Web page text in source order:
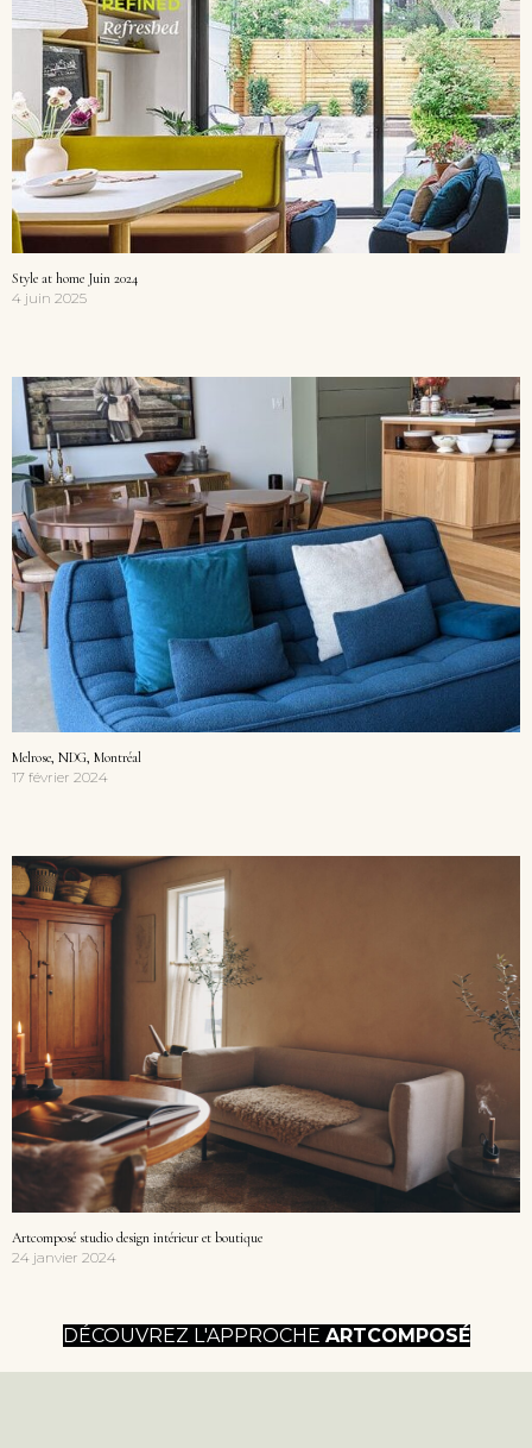
Style at home Juin 2024
4 juin 2025
Melrose, NDG, Montréal
17 février 2024
Artcomposé studio design intérieur et boutique
24 janvier 2024
DÉCOUVREZ L'APPROCHE ARTCOMPOSÉ